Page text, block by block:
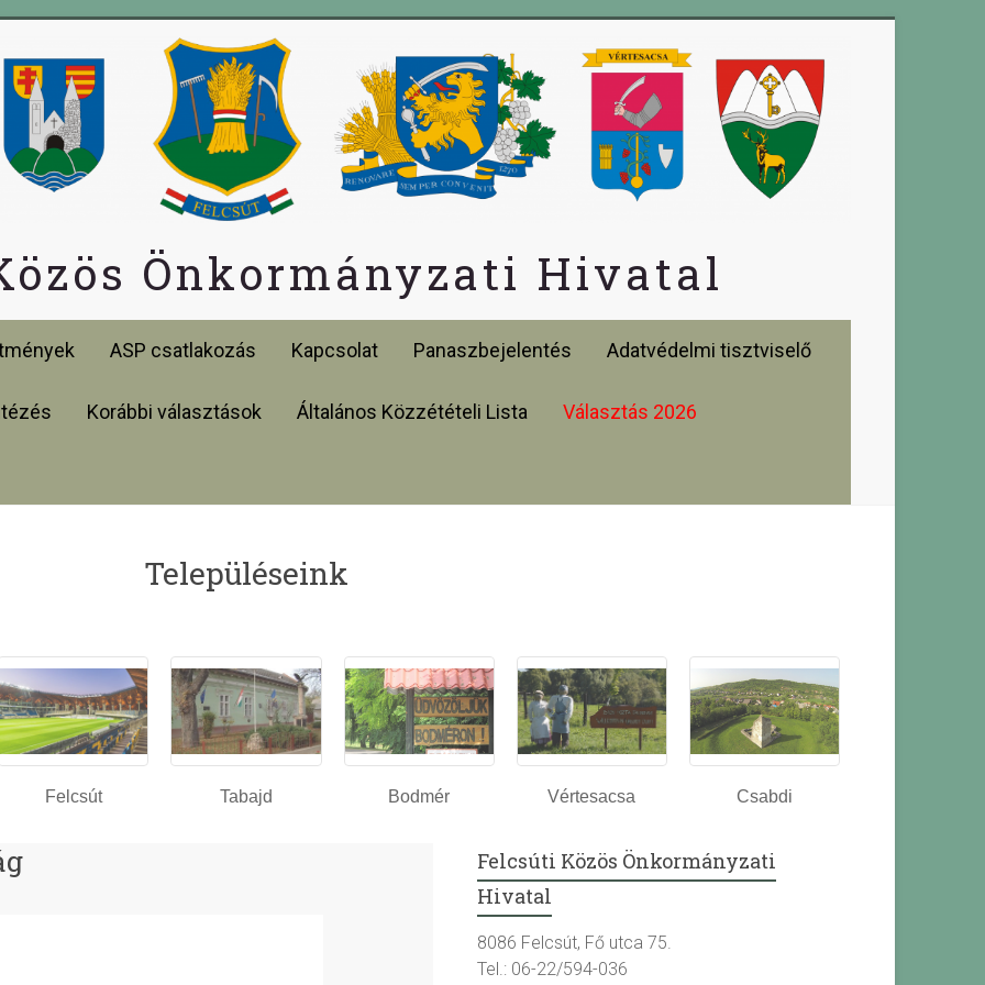
Önkormányzati Hivatal
ASP csatlakozás Kapcsolat Panaszbejelentés Adatvédelmi tisztviselő
Korábbi választások Általános Közzétételi Lista Választás 2026
Településeink
Felcsút Tabajd Bodmér Vértesacsa Csabdi
Felcsúti Közös Önkormányzati
Hivatal
8086 Felcsút, Fő utca 75.
Tel.: 06-22/594-036